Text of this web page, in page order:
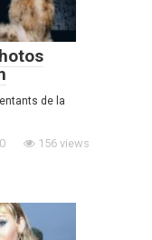
de la
0 156 views